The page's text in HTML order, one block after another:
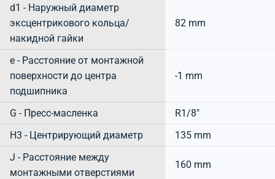
d1 - Наружный диаметр
эксцентрикового кольца/
накидной гайки
82 mm
e - Расстояние от монтажной
поверхности до центра
подшипника
-1 mm
G - Пресс-масленка
R1/8"
H3 - Центрирующий диаметр
135 mm
J - Расстояние между
монтажными отверстиями
160 mm